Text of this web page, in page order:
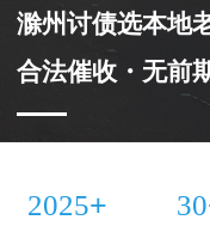
滁州讨债选本地
合法催收・无前
2025+ 30